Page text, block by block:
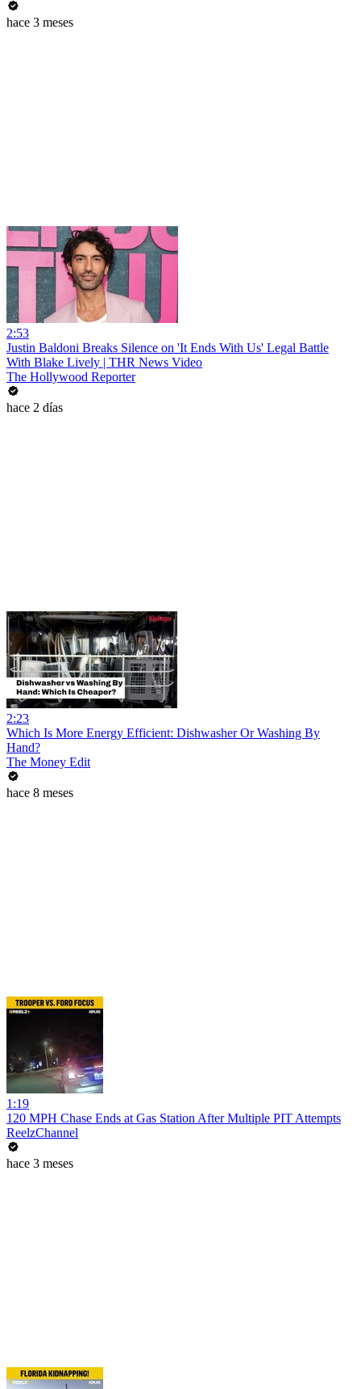
hace 3 meses
2:53
Justin Baldoni Breaks Silence on 'It Ends With Us' Legal Battle
With Blake Lively | THR News Video
The Hollywood Reporter
hace 2 días
2:23
Which Is More Energy Efficient: Dishwasher Or Washing By
Hand?
The Money Edit
hace 8 meses
1:19
120 MPH Chase Ends at Gas Station After Multiple PIT Attempts
ReelzChannel
hace 3 meses